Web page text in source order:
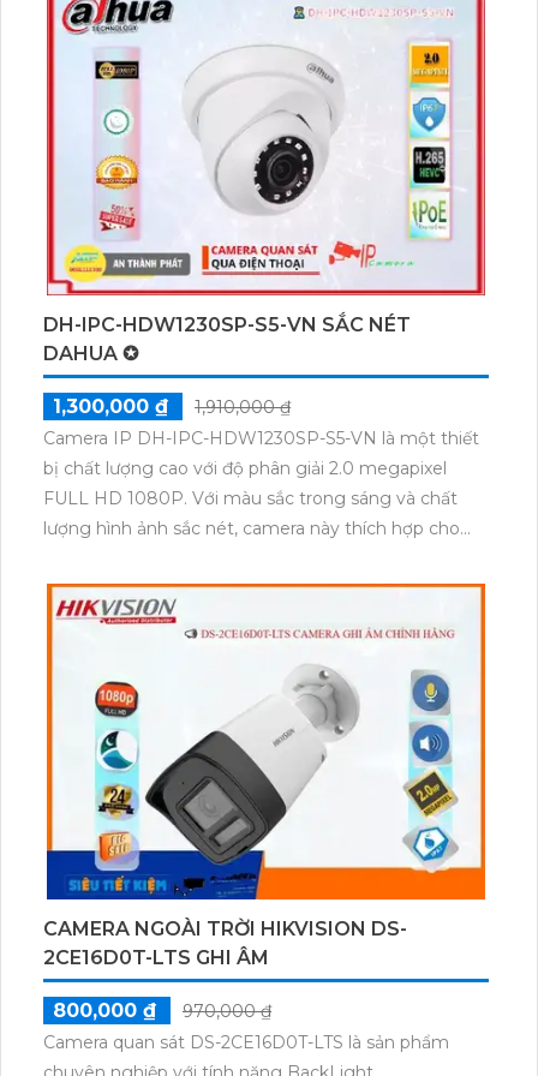
hàng rào ảo chức năng vượt trội với đèn còi báo
động hiệu quả sử dụng phù hợp cho nhà xưởng, kho
hàng, cửa hàng, gia đình, căn hộ.Camera An Ninh IP
POE KX-CAiF4004N3-TiF-A chất lượng sắc nét, tiết
kiệm hơn CMOS. Thu hình đa màu sắc, báo động âm
thanh và đèn nhấp nháy. Full color 30m ban đêm, cài
đặt ánh sáng kép hồng ngoại và đèn trợ sáng. Chip
hình ảnh 4.0 megapixel Ultra 2k, tiết kiệm băng
thông H.265+/H.265/H.264+/H.264. Công nghệ ban
đêm có màu, lý tưởng cho công trình cao cấp.
DH-IPC-HDW1230SP-S5-VN SẮC NÉT
DAHUA ✪
1,300,000 ₫
1,910,000 ₫
Camera IP DH-IPC-HDW1230SP-S5-VN là một thiết
bị chất lượng cao với độ phân giải 2.0 megapixel
FULL HD 1080P. Với màu sắc trong sáng và chất
lượng hình ảnh sắc nét, camera này thích hợp cho
Smart IR có khả năng quan sát xa 30m. Thiết kế
Dome Kim Loại của camera giúp nó trở nên chắc
quản lý từ xa, cho phép người dùng giám sát chi tiết
một cách độc lập.
CAMERA NGOÀI TRỜI HIKVISION DS-
2CE16D0T-LTS GHI ÂM
800,000 ₫
970,000 ₫
Camera quan sát DS-2CE16D0T-LTS là sản phẩm